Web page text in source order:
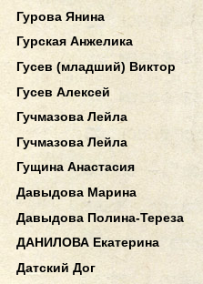
Гурова Янина
Гурская Анжелика
Гусев (младший) Виктор
Гусев Алексей
Гучмазова Лейла
Гучмазова Лейла
Гущина Анастасия
Давыдова Марина
Давыдова Полина-Тереза
ДАНИЛОВА Екатерина
Датский Дог